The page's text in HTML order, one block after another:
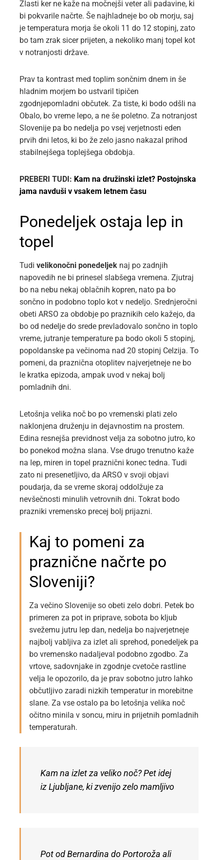
Zlasti ker ne kaže na močnejši veter ali padavine, ki
bi pokvarile načrte. Še najhladneje bo ob morju, saj
je temperatura morja še okoli 11 do 12 stopinj, zato
bo tam zrak sicer prijeten, a nekoliko manj topel kot
v notranjosti države.
Prav ta kontrast med toplim sončnim dnem in še
hladnim morjem bo ustvaril tipičen
zgodnjepomladni občutek. Za tiste, ki bodo odšli na
Obalo, bo vreme lepo, a ne še poletno. Za notranjost
Slovenije pa bo nedelja po vsej verjetnosti eden
prvih dni letos, ki bo že zelo jasno nakazal prihod
stabilnejšega toplejšega obdobja.
PREBERI TUDI: Kam na družinski izlet? Postojnska
jama navduši v vsakem letnem času
Ponedeljek ostaja lep in
topel
Tudi velikonočni ponedeljek naj po zadnjih
napovedih ne bi prinesel slabšega vremena. Zjutraj
bo na nebu nekaj oblačnih kopren, nato pa bo
sončno in podobno toplo kot v nedeljo. Srednjeročni
obeti ARSO za obdobje po praznikih celo kažejo, da
bo od nedelje do srede prevladovalo sončno in toplo
vreme, jutranje temperature pa bodo okoli 5 stopinj,
popoldanske pa večinoma nad 20 stopinj Celzija. To
pomeni, da praznična otoplitev najverjetneje ne bo
le kratka epizoda, ampak uvod v nekaj bolj
pomladnih dni.
Letošnja velika noč bo po vremenski plati zelo
naklonjena druženju in dejavnostim na prostem.
Edina resnejša previdnost velja za sobotno jutro, ko
bo ponekod možna slana. Vse drugo trenutno kaže
na lep, miren in topel praznični konec tedna. Tudi
zato ni presenetljivo, da ARSO v svoji objavi
poudarja, da se vreme skoraj oddolžuje za
nevšečnosti minulih vetrovnih dni. Tokrat bodo
prazniki vremensko precej bolj prijazni.
Kaj to pomeni za
praznične načrte po
Sloveniji?
Za večino Slovenije so obeti zelo dobri. Petek bo
primeren za pot in priprave, sobota bo kljub
svežemu jutru lep dan, nedelja bo najverjetneje
najbolj vabljiva za izlet ali sprehod, ponedeljek pa
bo vremensko nadaljeval podobno zgodbo. Za
vrtove, sadovnjake in zgodnje cvetoče rastline
velja le opozorilo, da je prav sobotno jutro lahko
občutljivo zaradi nizkih temperatur in morebitne
slane. Za vse ostalo pa bo letošnja velika noč
očitno minila v soncu, miru in prijetnih pomladnih
temperaturah.
Kam na izlet za veliko noč? Pet idej
iz Ljubljane, ki zvenijo zelo mamljivo
Pot od Bernardina do Portoroža ali